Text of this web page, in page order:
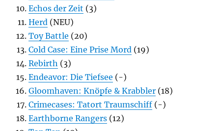
Echos der Zeit (3)
Herd (NEU)
Toy Battle (20)
Cold Case: Eine Prise Mord (19)
Rebirth (3)
Endeavor: Die Tiefsee (-)
Gloomhaven: Knöpfe & Krabbler (18)
Crimecases: Tatort Traumschiff (-)
Earthborne Rangers (12)